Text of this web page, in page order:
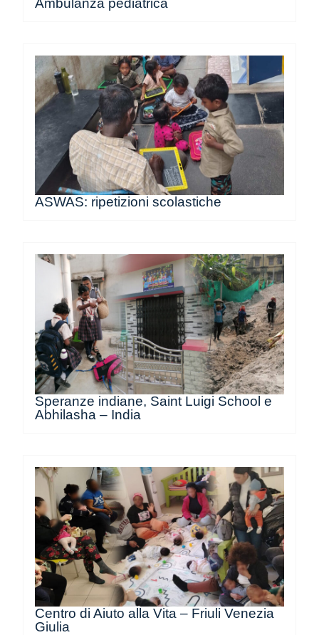
Ambulanza pediatrica
ASWAS: ripetizioni scolastiche
Speranze indiane, Saint Luigi School e
Abhilasha – India
Centro di Aiuto alla Vita – Friuli Venezia
Giulia